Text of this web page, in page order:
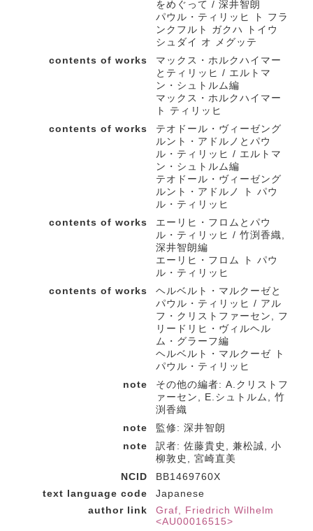
をめぐって / 深井智朗
パウル・ティリッヒ ト フラ
ンクフルト ガクハ トイウ
シュダイ オ メグッテ
contents of works
マックス・ホルクハイマー
とティリッヒ / エルトマ
ン・シュトルム編
マックス・ホルクハイマー
ト ティリッヒ
contents of works
テオドール・ヴィーゼング
ルント・アドルノとパウ
ル・ティリッヒ / エルトマ
ン・シュトルム編
テオドール・ヴィーゼング
ルント・アドルノ ト パウ
ル・ティリッヒ
contents of works
エーリヒ・フロムとパウ
ル・ティリッヒ / 竹渕香織,
深井智朗編
エーリヒ・フロム ト パウ
ル・ティリッヒ
contents of works
ヘルベルト・マルクーゼと
パウル・ティリッヒ / アル
フ・クリストファーセン, フ
リードリヒ・ヴィルヘル
ム・グラーフ編
ヘルベルト・マルクーゼ ト
パウル・ティリッヒ
note
その他の編者: A.クリストフ
ァーセン, E.シュトルム, 竹
渕香織
note
監修: 深井智朗
note
訳者: 佐藤貴史, 兼松誠, 小
柳敦史, 宮崎直美
NCID
BB1469760X
text language code
Japanese
author link
Graf, Friedrich Wilhelm
<AU00016515>